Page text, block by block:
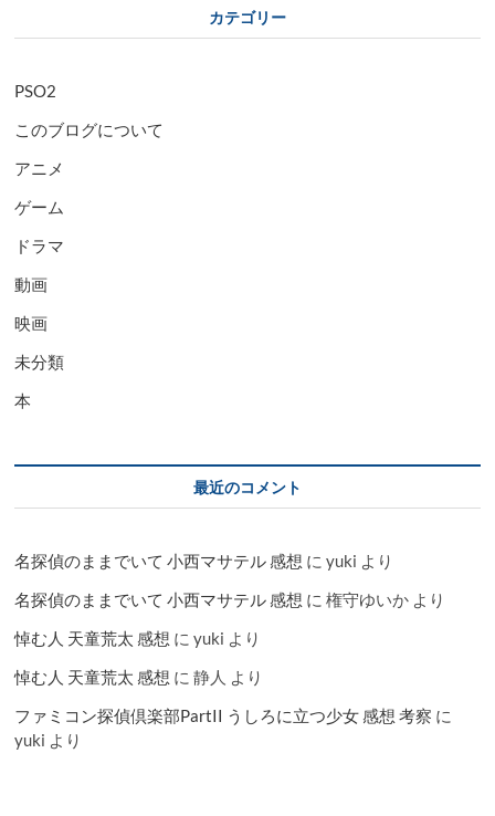
カテゴリー
PSO2
このブログについて
アニメ
ゲーム
ドラマ
動画
映画
未分類
本
最近のコメント
名探偵のままでいて 小西マサテル 感想 にyuki より
名探偵のままでいて 小西マサテル 感想 に権守ゆいか より
悼む人 天童荒太 感想 にyuki より
悼む人 天童荒太 感想 に静人 より
ファミコン探偵倶楽部PartII うしろに立つ少女 感想 考察 に
yuki より